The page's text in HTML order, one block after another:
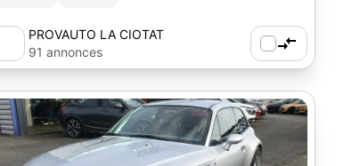
PROVAUTO LA CIOTAT
91 annonces